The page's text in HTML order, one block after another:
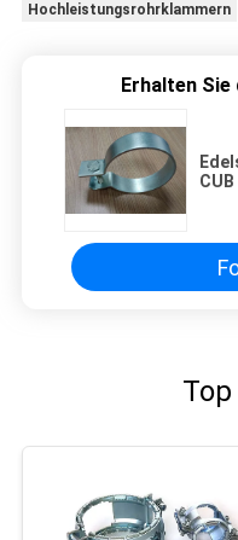
Hochleistungsrohrklammern
Erhalten